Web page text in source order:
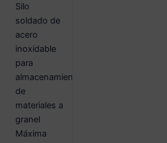
Silo
soldado de
acero
inoxidable
para
almacenamiento
de
materiales a
granel
Máxima